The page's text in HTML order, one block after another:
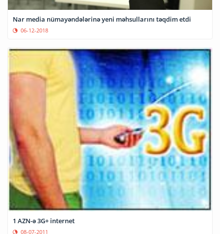
Nar media nümayəndələrinə yeni məhsullarını təqdim etdi
06-12-2018
1 AZN-ə 3G+ internet
08-07-2011